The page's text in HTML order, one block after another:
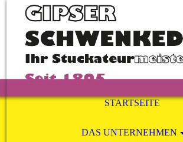
STARTSEITE
DAS UNTERNEHMEN